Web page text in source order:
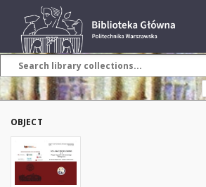
OBJECT